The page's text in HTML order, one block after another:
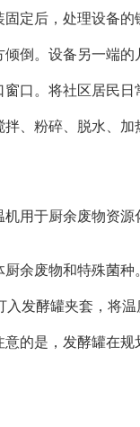
固定后，处理设备的
倾倒。设备另一端的
窗口。将社区居民日
、粉碎、脱水、加
用于厨余废物资源
厨余废物和特殊菌种
入发酵罐夹套，将
意的是，发酵罐在规